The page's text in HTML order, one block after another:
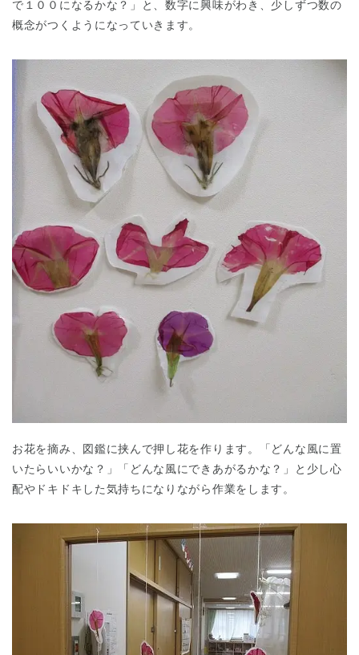
千葉県
埼玉県 埼玉県 全域
兵庫県 兵庫県 全域
で１００になるかな？」と、数字に興味がわき、少しずつ数の
概念がつくようになっていきます。
お花を摘み、図鑑に挟んで押し花を作ります。「どんな風に置
いたらいいかな？」「どんな風にできあがるかな？」と少し心
配やドキドキした気持ちになりながら作業をします。